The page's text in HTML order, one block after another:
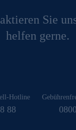
Sie
helfen gerne.
Hotline
88